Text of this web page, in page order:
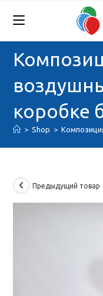
коробке
> Shop >
Предыдущий товар